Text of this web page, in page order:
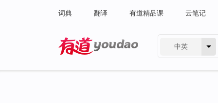
词典 翻译 有道精品课 云笔记
中英